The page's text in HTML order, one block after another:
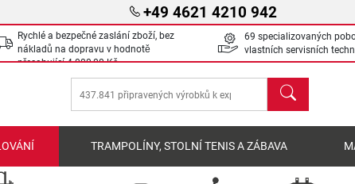
+49 4621 4210 942
Rychlé a bezpečné zaslání zboží, bez
nákladů na dopravu v hodnotě
přesahující4 000,00 Kč
69 specializovaných
vlastních servisních
Hledat
TRAMPOLÍNY, STOLNÍ TENIS A ZÁBAVA